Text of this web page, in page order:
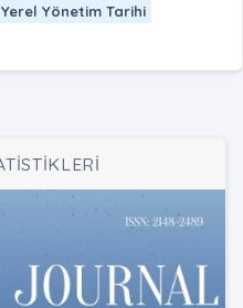
Yerel Yönetim Tarihi